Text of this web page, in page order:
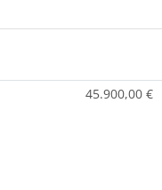
45.900,00 €